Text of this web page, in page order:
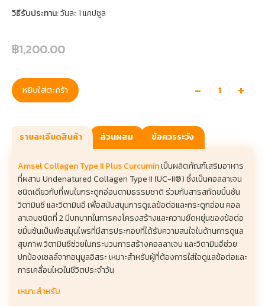
วิธีรับประทาน:วันละ 1 แคปซูล
฿1,200.00
- +
หยิบใส่ตะกร้า
รายละเอียดสินค้า ส่วนผสม ข้อควรระวัง
Amsel Collagen Type II Plus Curcuminเป็นผลิตภัณฑ์เสริมอาหาร
ที่ผสาน Undenatured Collagen Type II (UC-II®) ซึ่งเป็นคอลลาเจน
ชนิดเดียวกับที่พบในกระดูกอ่อนตามธรรมชาติ ร่วมกับสารสกัดขมิ้นชัน
วิตามินซี และวิตามินอี เพื่อสนับสนุนการดูแลข้อต่อและกระดูกอ่อน คอล
ลาเจนชนิดที่ 2 มีบทบาทในการคงโครงสร้างและความยืดหยุ่นของข้อต่อ
ขมิ้นชันเป็นพืชสมุนไพรที่มีสารประกอบที่ได้รับความสนใจในด้านการดูแล
สุขภาพ วิตามินซีช่วยในกระบวนการสร้างคอลลาเจน และวิตามินอีช่วย
ปกป้องเซลล์จากอนุมูลอิสระ เหมาะสำหรับผู้ที่ต้องการใส่ใจดูแลข้อต่อและ
การเคลื่อนไหวในชีวิตประจำวัน
เหมาะสำหรับ